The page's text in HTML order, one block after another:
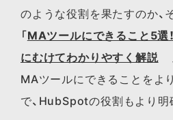
のような​役割を​果たすのか、​
「MAツールに​できる​こと5選
に​むけて​わかりやすく​解説
MAツールに​できる​ことを​よ
で、​HubSpotの​役割も​より明